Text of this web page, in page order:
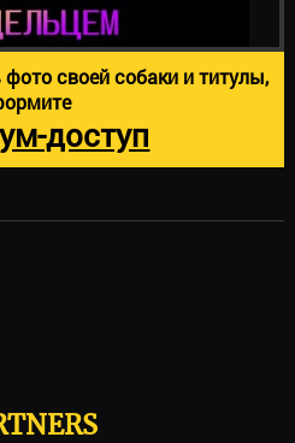
фото своей собаки и титулы,
доступ